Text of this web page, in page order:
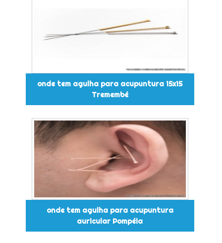
onde tem agulha para acupuntura 15x15
Tremembé
onde tem agulha para acupuntura
auricular Pompéia